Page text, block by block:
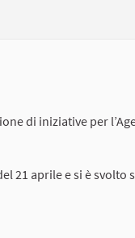
di iniziative per
21 aprile e si è svolto